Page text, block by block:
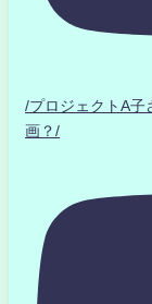
/プロジェクトA
画？/